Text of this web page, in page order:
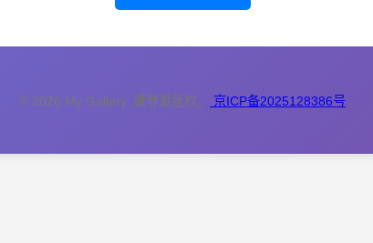
© 2026 My Gallery. 请尊重版权。 京ICP备2025128386号